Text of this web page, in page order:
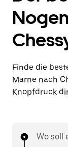
Finde die
Marne nach
Knopfdruck
Wo soll